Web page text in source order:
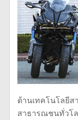
ด้านเทคโนโลยีส
สาธารณชนทั่วโ